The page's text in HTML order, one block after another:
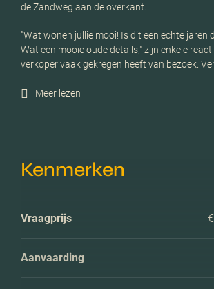
de Zandweg aan de overkant.
"Wat wonen jullie mooi! Is dit een echte jaren
Wat een mooie oude details," zijn enkele
verkoper vaak gekregen heeft van bezoek.
Meer lezen
Kenmerken
Vraagprijs
Aanvaarding